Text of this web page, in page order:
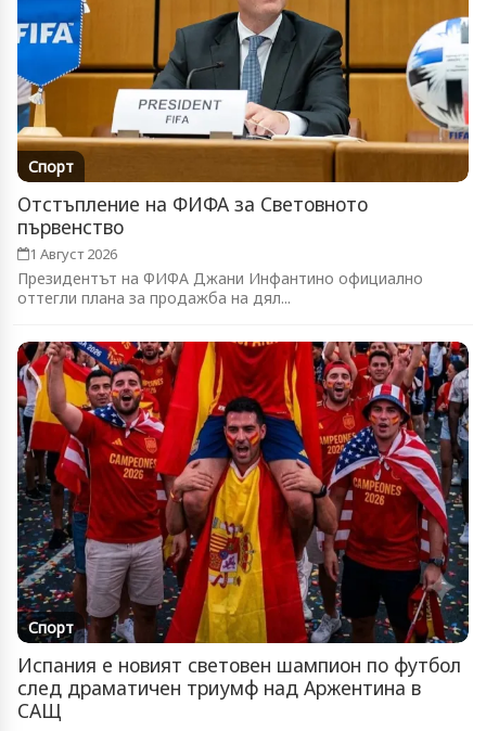
Спорт
Отстъпление на ФИФА за Световното
първенство
1 Август 2026
Президентът на ФИФА Джани Инфантино официално
оттегли плана за продажба на дял...
Спорт
Испания е новият световен шампион по футбол
след драматичен триумф над Аржентина в
САЩ